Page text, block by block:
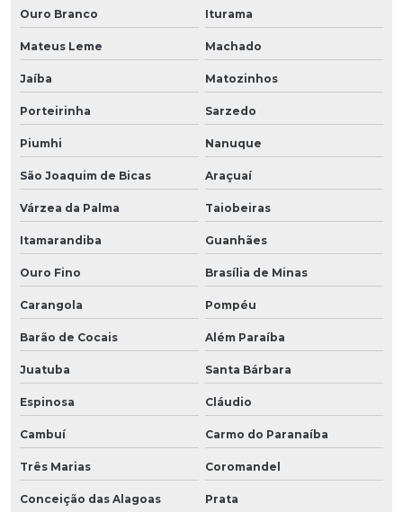
Ouro Branco Iturama
Mateus Leme Machado
Jaíba Matozinhos
Porteirinha Sarzedo
Piumhi Nanuque
São Joaquim de Bicas Araçuaí
Várzea da Palma Taiobeiras
Itamarandiba Guanhães
Ouro Fino Brasília de Minas
Carangola Pompéu
Barão de Cocais Além Paraíba
Juatuba Santa Bárbara
Espinosa Cláudio
Cambuí Carmo do Paranaíba
Três Marias Coromandel
Conceição das Alagoas Prata